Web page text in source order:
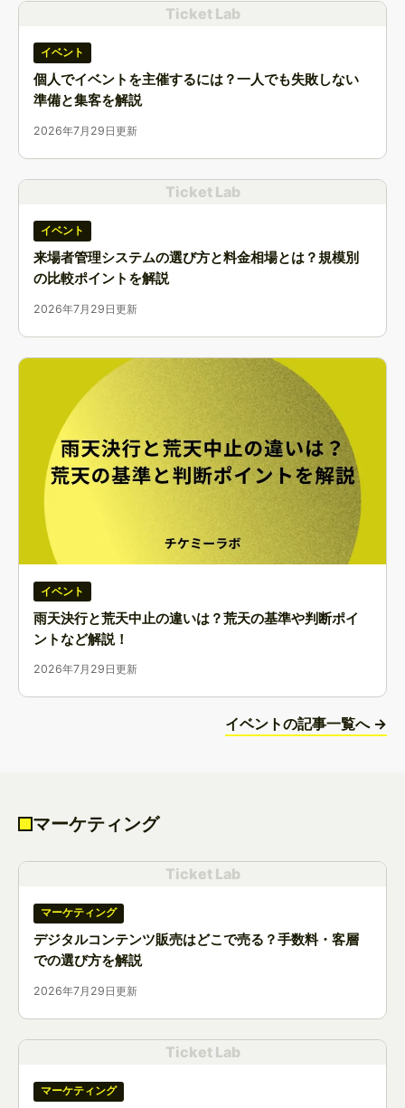
Ticket Lab
イベント
個人でイベントを主催するには？一人でも失敗しない
準備と集客を解説
2026年7月29日更新
Ticket Lab
イベント
来場者管理システムの選び方と料金相場とは？規模別
の比較ポイントを解説
2026年7月29日更新
イベント
雨天決行と荒天中止の違いは？荒天の基準や判断ポイ
ントなど解説！
2026年7月29日更新
イベントの記事一覧へ →
マーケティング
Ticket Lab
マーケティング
デジタルコンテンツ販売はどこで売る？手数料・客層
での選び方を解説
2026年7月29日更新
Ticket Lab
マーケティング